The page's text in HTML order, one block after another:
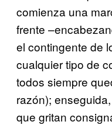
comienza una
frente
el contingente de
cualquier tipo de
todos siempre
razón);
que gritan